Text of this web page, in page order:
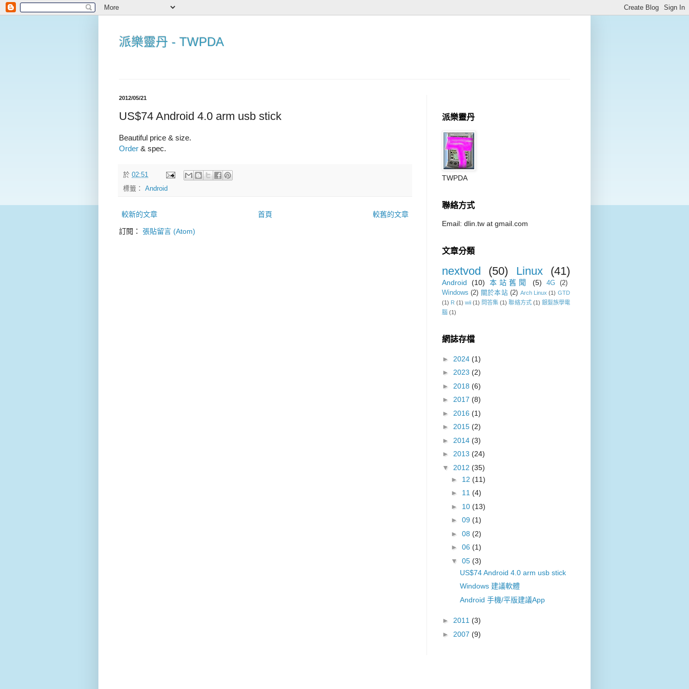
派樂靈丹 - TWPDA
2012/05/21
US$74 Android 4.0 arm usb stick
Beautiful price & size.
Order & spec.
於 02:51
標籤： Android
較新的文章 較舊的文章
首頁
訂閱： 張貼留言 (Atom)
派樂靈丹
TWPDA
聯絡方式
Email: dlin.tw at gmail.com
文章分類
nextvod (50) Linux (41)
Android (10) 本站舊聞 (5) 4G
(2)
Windows (2) 關於本站 (2) Arch Linux (1) GTD
(1) R (1) wii (1) 問答集 (1) 聯絡方式 (1) 銀髮族學電
腦 (1)
網誌存檔
► 2024 (1)
► 2023 (2)
► 2018 (6)
► 2017 (8)
► 2016 (1)
► 2015 (2)
► 2014 (3)
► 2013 (24)
▼ 2012 (35)
► 12 (11)
► 11 (4)
► 10 (13)
► 09 (1)
► 08 (2)
► 06 (1)
▼ 05 (3)
US$74 Android 4.0 arm usb stick
Windows 建議軟體
Android 手機/平版建議App
► 2011 (3)
► 2007 (9)